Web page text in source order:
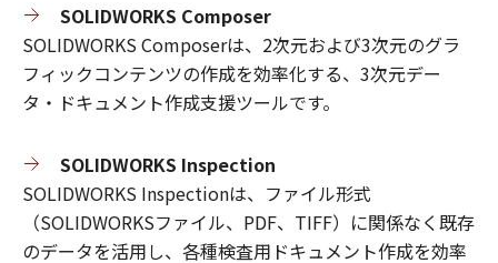
SOLIDWORKS Composer
SOLIDWORKS Composerは、2次元および3次元のグラ
フィックコンテンツの作成を効率化する、3次元デー
タ・ドキュメント作成支援ツールです。
SOLIDWORKS Inspection
SOLIDWORKS Inspectionは、ファイル形式
（SOLIDWORKSファイル、PDF、TIFF）に関係なく既存
のデータを活用し、各種検査用ドキュメント作成を効率